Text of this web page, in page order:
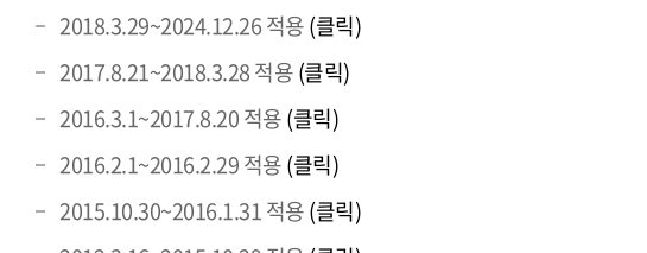
2018.3.29~2024.12.26 적용(클릭)
2017.8.21~2018.3.28 적용(클릭)
2016.3.1~2017.8.20 적용(클릭)
2016.2.1~2016.2.29 적용(클릭)
2015.10.30~2016.1.31 적용(클릭)